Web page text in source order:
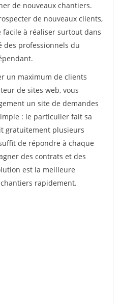
de nouveaux chantiers.
de nouveaux clients,
à réaliser surtout dans
des professionnels du
un maximum de clients
de sites web, vous
un site de demandes
: le particulier fait sa
gratuitement plusieurs
de répondre à chaque
des contrats et des
est la meilleure
rapidement.